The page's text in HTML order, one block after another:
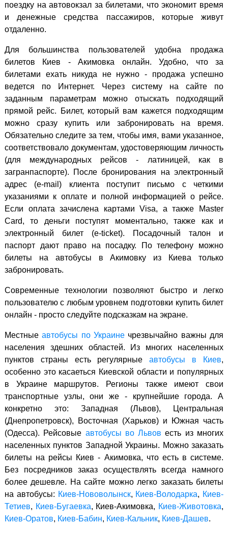
поездку на автовокзал за билетами, что экономит время
и денежные средства пассажиров, которые живут
отдаленно.
Для большинства пользователей удобна продажа
билетов Киев - Акимовка онлайн. Удобно, что за
билетами ехать никуда не нужно - продажа успешно
ведется по Интернет. Через систему на сайте по
заданным параметрам можно отыскать подходящий
прямой рейс. Билет, который вам кажется подходящим
можно сразу купить или забронировать на время.
Обязательно следите за тем, чтобы имя, вами указанное,
соответствовало документам, удостоверяющим личность
(для международных рейсов - латиницей, как в
загранпаспорте). После бронирования на электронный
адрес (e-mail) клиента поступит письмо с четкими
указаниями к оплате и полной информацией о рейсе.
Если оплата зачислена картами Visa, а также Master
Card, то деньги поступят моментально, также как и
электронный билет (e-ticket). Посадочный талон и
паспорт дают право на посадку. По телефону можно
билеты на автобусы в Акимовку из Киева только
забронировать.
Современные технологии позволяют быстро и легко
пользователю с любым уровнем подготовки купить билет
онлайн - просто следуйте подсказкам на экране.
Местныеавтобусы по Украине чрезвычайно важны для
населения здешних областей. Из многих населенных
пунктов страны есть регулярныеавтобусы в Киев,
особенно это касаеться Киевской области и популярных
в Украине маршрутов. Регионы также имеют свои
транспортные узлы, они же - крупнейшие города. А
конкретно это: Западная (Львов), Центральная
(Днепропетровск), Восточная (Харьков) и Южная часть
(Одесса). Рейсовые автобусы во Львов есть из многих
населенных пунктов Западной Украины. Можно заказать
билеты на рейсы Киев - Акимовка, что есть в системе.
Без посредников заказ осуществлять всегда намного
более дешевле. На сайте можно легко заказать билеты
на автобусы: Киев-Нововолынск, Киев-Володарка, Киев-
Тетиев, Киев-Бугаевка, Киев-Акимовка, Киев-Животовка,
Киев-Оратов, Киев-Бабин, Киев-Кальник, Киев-Дашев.